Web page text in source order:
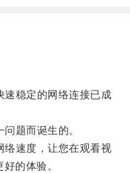
稳定的网络连接已成
题而诞生的。
速度，让您在观看视
的体验。